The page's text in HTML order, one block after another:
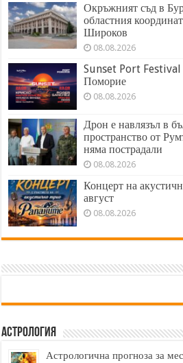
Окръжният съд в
областния
Широков
08.08.2026
Sunset Port Festival
Поморие
08.08.2026
Дрон е навлязъл в
пространство от
няма пострадали
08.08.2026
Концерт на
август
08.08.2026
Астрология
Астрологична прогноза за